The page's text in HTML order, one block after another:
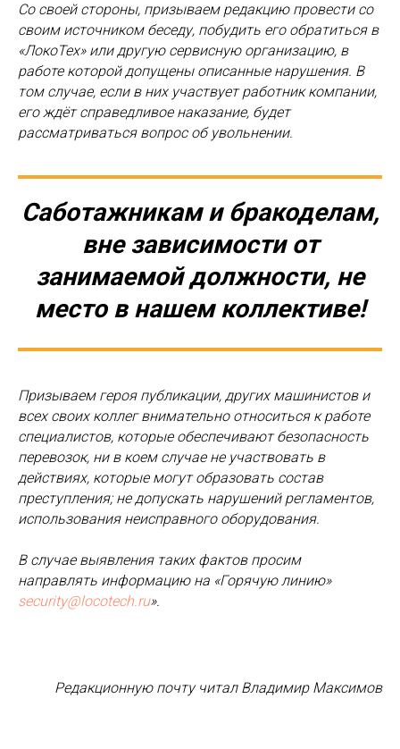
Со своей стороны, призываем редакцию провести со
своим источником беседу, побудить его обратиться в
«ЛокоТех» или другую сервисную организацию, в
работе которой допущены описанные нарушения. В
том случае, если в них участвует работник компании,
его ждёт справедливое наказание, будет
рассматриваться вопрос об увольнении.
Саботажникам и бракоделам,
вне зависимости от
занимаемой должности, не
место в нашем коллективе!
Призываем героя публикации, других машинистов и
всех своих коллег внимательно относиться к работе
специалистов, которые обеспечивают безопасность
перевозок, ни в коем случае не участвовать в
действиях, которые могут образовать состав
преступления; не допускать нарушений регламентов,
использования неисправного оборудования.
В случае выявления таких фактов просим
направлять информацию на «Горячую линию»
security@locotech.ru».
Редакционную почту читал Владимир Максимов